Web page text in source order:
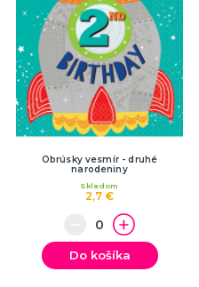
Obrúsky vesmír - druhé
narodeniny
2,7 €
Skladom
Do košíka